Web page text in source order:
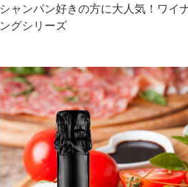
シャンパン好きの方に大人気！ワイ
ングシリーズ